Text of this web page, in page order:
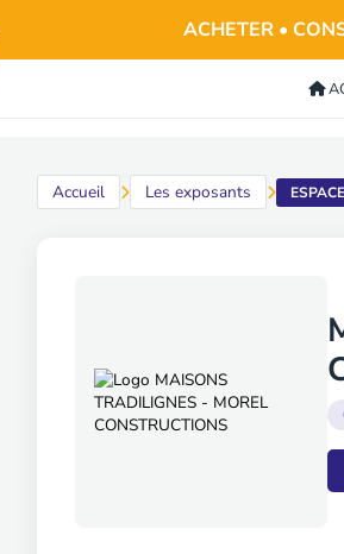
ACHETER •
Accueil Les exposants